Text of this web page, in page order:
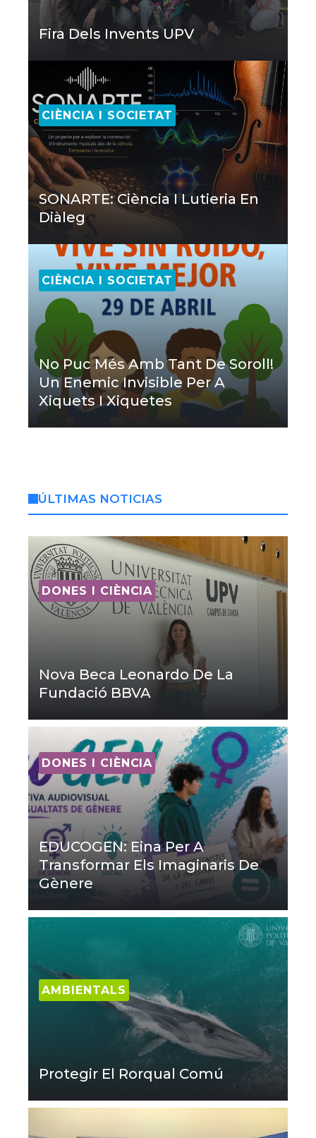
Fira Dels Invents UPV
CIÈNCIA I SOCIETAT
SONARTE: Ciència I Lutieria En
Diàleg
CIÈNCIA I SOCIETAT
No Puc Més Amb Tant De Soroll!
Un Enemic Invisible Per A
Xiquets I Xiquetes
ÚLTIMAS NOTICIAS
DONES I CIÈNCIA
Nova Beca Leonardo De La
Fundació BBVA
DONES I CIÈNCIA
EDUCOGEN: Eina Per A
Transformar Els Imaginaris De
Gènere
AMBIENTALS
Protegir El Rorqual Comú